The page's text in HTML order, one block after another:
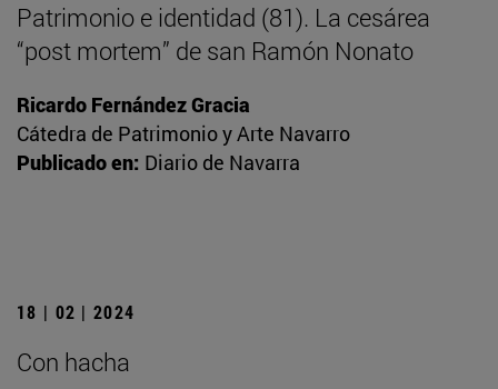
Patrimonio e identidad (81). La cesárea
“post mortem” de san Ramón Nonato
Ricardo Fernández Gracia
Cátedra de Patrimonio y Arte Navarro
Publicado en: Diario de Navarra
18 | 02 | 2024
Con hacha